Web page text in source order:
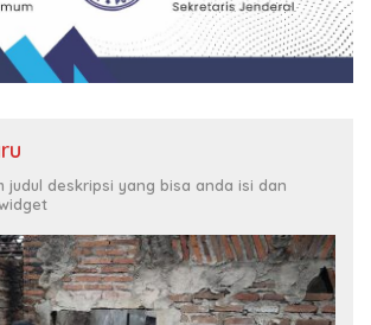
judul deskripsi yang bisa anda isi dan